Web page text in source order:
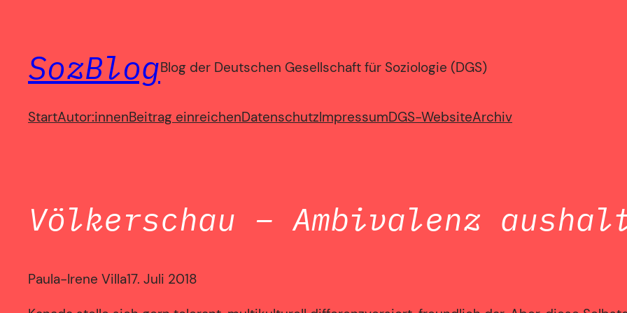
springen
SozBlogBlog der Deutschen Gesellschaft für Soziologie (DGS)
StartAutor:innenBeitrag einreichenDatenschutzImpressumDGS-WebsiteArchiv
Völkerschau – Ambivalenz
Paula-Irene Villa17. Juli 2018